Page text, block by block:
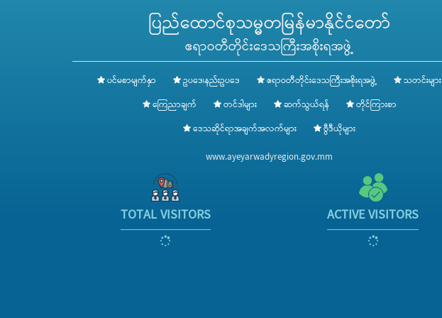
ပြည်ထောင်စုသမ္မတမြန်မာနိုင်ငံတော်
ဧရာဝတီတိုင်းဒေသကြီးအစိုးရအဖွဲ့
ပင်မစာမျက်နှာ ဥပဒေ၊နည်းဥပဒေ ဧရာဝတီတိုင်းဒေသကြီးအစိုးရအဖွဲ့
သတင်းများ
ကြေညာချက်
တင်ဒါများ ဆက်သွယ်ရန်
တိုင်ကြားစာ
ဒေသဆိုင်ရာအချက်အလက်များ
ဗွီဒီယိုများ
www.ayeyarwadyregion.gov.mm
TOTAL VISITORS
486010
ACTIVE VISITORS
1